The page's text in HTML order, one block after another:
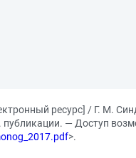
ресурс] / Г. М.
— Доступ
>.